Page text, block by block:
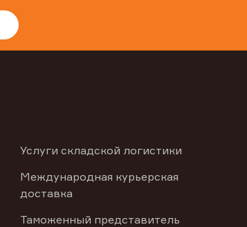
Услуги складской логистики
Международная курьерская
доставка
Таможенный представитель